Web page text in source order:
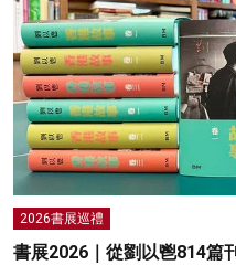
2026書展巡禮
書展2026｜從劉以鬯814篇